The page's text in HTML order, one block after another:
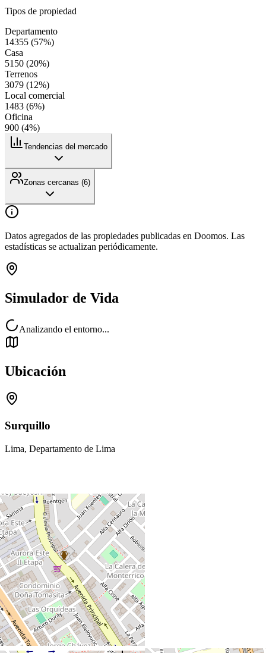
Tipos de propiedad
Departamento
14355 (57%)
Casa
5150 (20%)
Terrenos
3079 (12%)
Local comercial
1483 (6%)
Oficina
900 (4%)
Tendencias del mercado
Zonas cercanas (6)
Datos agregados de las propiedades publicadas en Doomos. Las
estadísticas se actualizan periódicamente.
Simulador de Vida
Analizando el entorno...
Ubicación
Surquillo
Lima, Departamento de Lima